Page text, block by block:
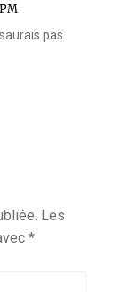
pas
Les
*